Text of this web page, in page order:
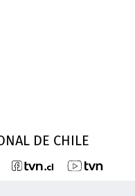
DE CHILE